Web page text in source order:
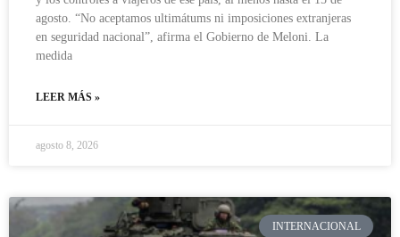
agosto. “No aceptamos ultimátums ni imposiciones extranjeras
en seguridad nacional”, afirma el Gobierno de Meloni. La
medida
LEER MÁS »
agosto 8, 2026
INTERNACIONAL